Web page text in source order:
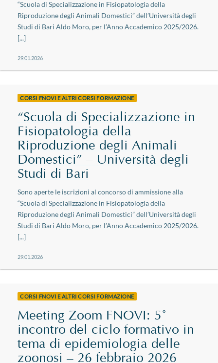
“Scuola di Specializzazione in Fisiopatologia della
Riproduzione degli Animali Domestici” dell’Università degli
Studi di Bari Aldo Moro, per l’Anno Accademico 2025/2026.
[...]
29.01.2026
CORSI FNOVI E ALTRI CORSI FORMAZIONE
“Scuola di Specializzazione in
Fisiopatologia della
Riproduzione degli Animali
Domestici” – Università degli
Studi di Bari
Sono aperte le iscrizioni al concorso di ammissione alla
“Scuola di Specializzazione in Fisiopatologia della
Riproduzione degli Animali Domestici” dell’Università degli
Studi di Bari Aldo Moro, per l’Anno Accademico 2025/2026.
[...]
29.01.2026
CORSI FNOVI E ALTRI CORSI FORMAZIONE
Meeting Zoom FNOVI: 5°
incontro del ciclo formativo in
tema di epidemiologia delle
zoonosi – 26 febbraio 2026